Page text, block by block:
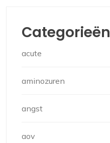
Categorieën
acute
aminozuren
angst
aov